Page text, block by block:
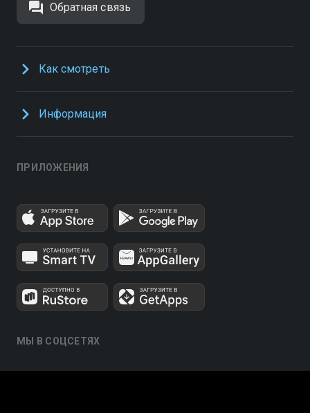
Обратная связь
Как смотреть
Информация
ПРИЛОЖЕНИЯ
МЫ В СОЦСЕТЯХ